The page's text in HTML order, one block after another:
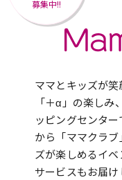
募集中!!
ママとキッズが
「＋α」の楽しみ、
ッピングセンタ
から「ママクラブ
ズが楽しめるイ
サービスもお届け